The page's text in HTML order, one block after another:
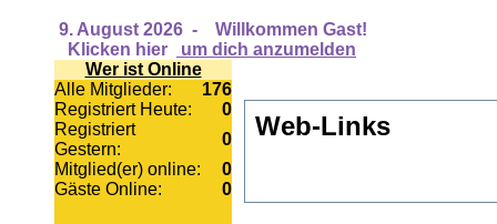
9. August 2026 -
Willkommen Gast!
Klicken hier
um dich anzumelden
Wer ist Online
Alle Mitglieder:
176
Registriert Heute:
0
Registriert
Gestern:
0
Mitglied(er) online:
0
Gäste Online:
0
Web-Links